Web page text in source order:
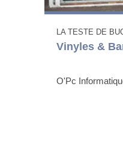
LA TESTE DE
Vinyles &
O'Pc